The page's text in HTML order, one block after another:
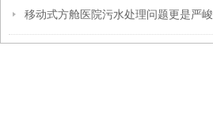
移动式方舱医院污水处理问题更是严峻